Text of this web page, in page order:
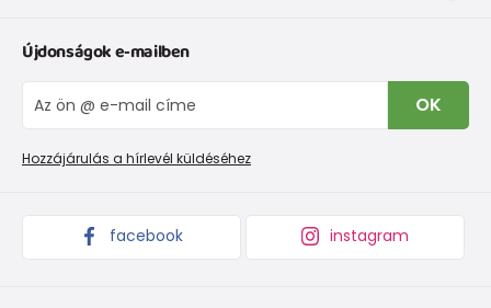
Cipőmérettáblázat
IVisszaküldések és reklamációk
Panaszkezelési eljárás
Rólunk
Blog
Nagykereskedelem PiDiLiDi
Áruk begyűjtése
Újdonságok e-mailben
OK
Hozzájárulás a hírlevél küldéséhez
facebook instagram